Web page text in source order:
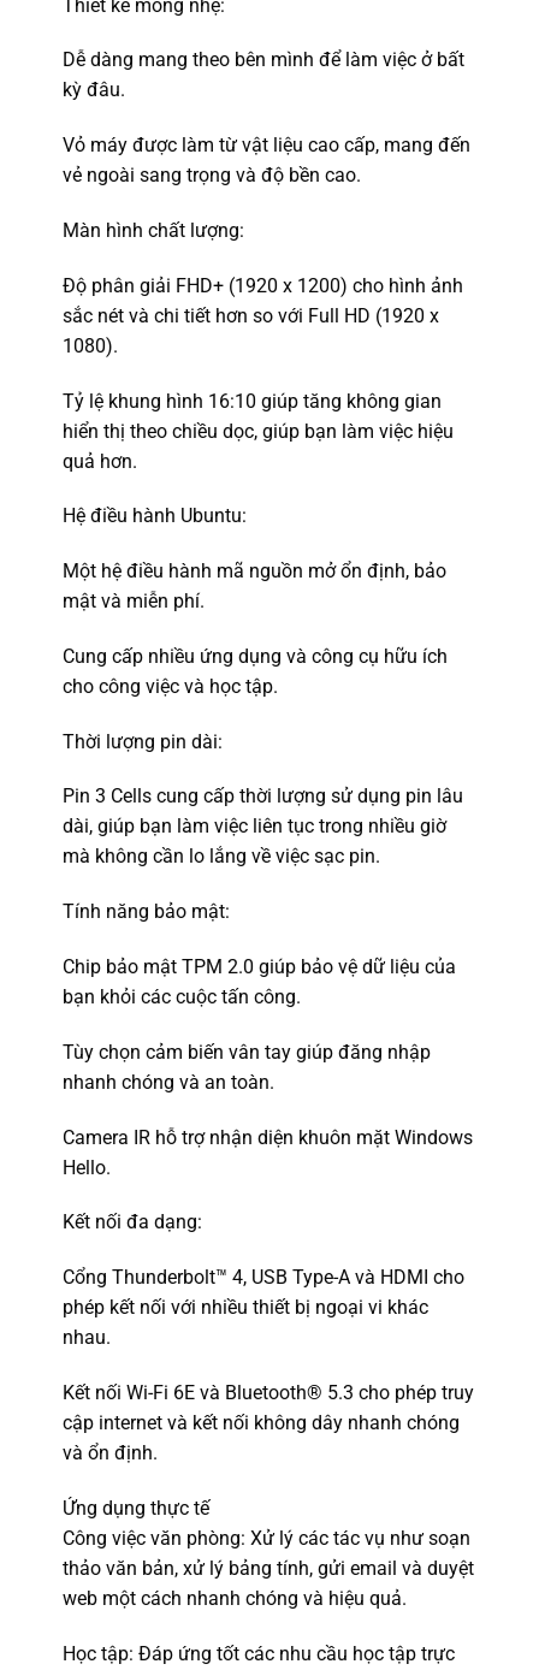
Thiết kế mỏng nhẹ:
Dễ dàng mang theo bên mình để làm việc ở bất
kỳ đâu.
Vỏ máy được làm từ vật liệu cao cấp, mang đến
vẻ ngoài sang trọng và độ bền cao.
Màn hình chất lượng:
Độ phân giải FHD+ (1920 x 1200) cho hình ảnh
sắc nét và chi tiết hơn so với Full HD (1920 x
1080).
Tỷ lệ khung hình 16:10 giúp tăng không gian
hiển thị theo chiều dọc, giúp bạn làm việc hiệu
quả hơn.
Hệ điều hành Ubuntu:
Một hệ điều hành mã nguồn mở ổn định, bảo
mật và miễn phí.
Cung cấp nhiều ứng dụng và công cụ hữu ích
cho công việc và học tập.
Thời lượng pin dài:
Pin 3 Cells cung cấp thời lượng sử dụng pin lâu
dài, giúp bạn làm việc liên tục trong nhiều giờ
mà không cần lo lắng về việc sạc pin.
Tính năng bảo mật:
Chip bảo mật TPM 2.0 giúp bảo vệ dữ liệu của
bạn khỏi các cuộc tấn công.
Tùy chọn cảm biến vân tay giúp đăng nhập
nhanh chóng và an toàn.
Camera IR hỗ trợ nhận diện khuôn mặt Windows
Hello.
Kết nối đa dạng:
Cổng Thunderbolt™ 4, USB Type-A và HDMI cho
phép kết nối với nhiều thiết bị ngoại vi khác
nhau.
Kết nối Wi-Fi 6E và Bluetooth® 5.3 cho phép truy
cập internet và kết nối không dây nhanh chóng
và ổn định.
Ứng dụng thực tế
Công việc văn phòng: Xử lý các tác vụ như soạn
thảo văn bản, xử lý bảng tính, gửi email và duyệt
web một cách nhanh chóng và hiệu quả.
Học tập: Đáp ứng tốt các nhu cầu học tập trực